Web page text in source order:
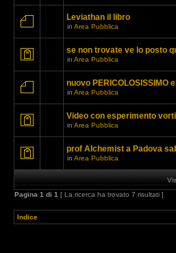
Leviathan il libro
in Area Pubblica
se non trovate ve lo posto
in Area Pubblica
nuovo PERICOLOSISSIMO
in Area Pubblica
Video con esperimento
in Area Pubblica
prof Alchemist a Padova
in Area Pubblica
Pagina 1 di 1 [ La ricerca ha trovato 7 risultati ]
Indice